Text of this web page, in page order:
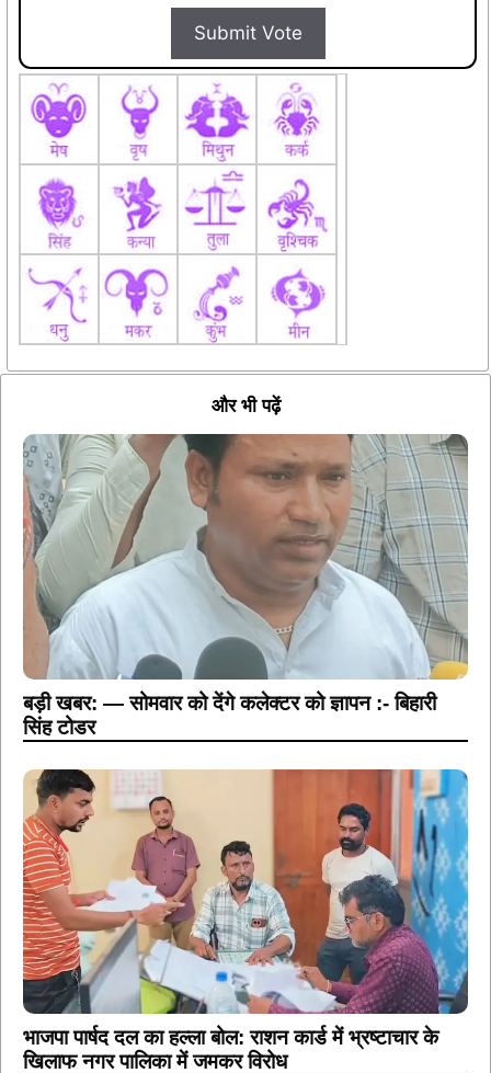
Submit Vote
और भी पढ़ें
बड़ी खबर: — सोमवार को देंगे कलेक्टर को ज्ञापन :- बिहारी
सिंह टोडर
भाजपा पार्षद दल का हल्ला बोल: राशन कार्ड में भ्रष्टाचार के
खिलाफ नगर पालिका में जमकर विरोध